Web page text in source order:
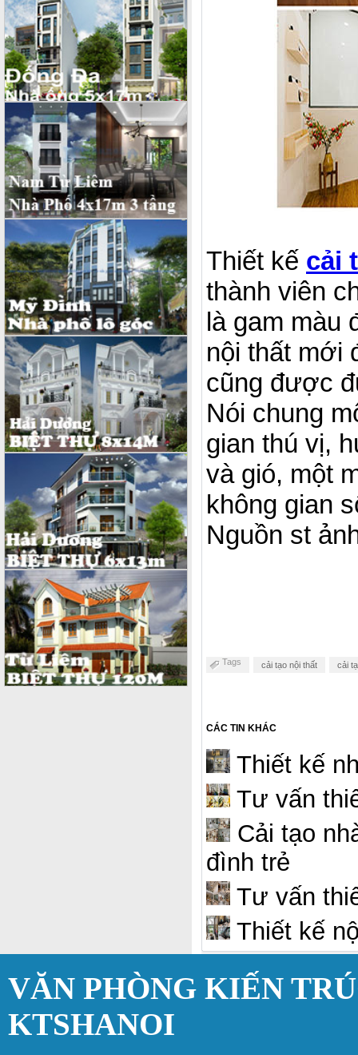
Thiết kế cải
thành viên
là gam màu
nội thất mới
cũng được
Nói chung
gian thú vị,
và gió, một
không gian
Nguồn st
Tags cải tạo nội thất cải
CÁC TIN KHÁC
Thiết kế
Tư vấn
Cải tạo
đình trẻ
Tư vấn
Thiết kế
VĂN PHÒNG KIẾN
KTSHANOI